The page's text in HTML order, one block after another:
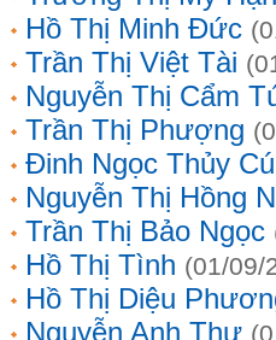
Hồ Thị Minh Đức
Trần Thị Việt Tài
Nguyễn Thị Cẩm
Trần Thị Phượng
Đinh Ngọc Thủy
Nguyễn Thị Hồng
Trần Thị Bảo Ngọc
Hồ Thị Tình (01/09/
Hồ Thị Diệu
Nguyễn Anh Thư